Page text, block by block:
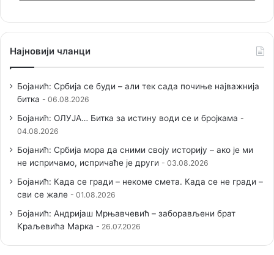
Најновији чланци
Бојанић: Србија се буди – али тек сада почиње најважнија
битка
06.08.2026
Бојанић: ОЛУЈА… Битка за истину води се и бројкама
04.08.2026
Бојанић: Србија мора да сними своју историју – ако је ми
не испричамо, испричаће је други
03.08.2026
Бојанић: Када се гради – некоме смета. Када се не гради –
сви се жале
01.08.2026
Бојанић: Андријаш Мрњавчевић – заборављени брат
Краљевића Марка
26.07.2026